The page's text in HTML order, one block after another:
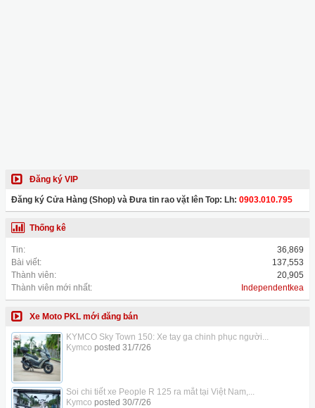
Đăng ký VIP
Đăng ký Cửa Hàng (Shop) và Đưa tin rao vặt lên Top: Lh: 0903.010.795
Thống kê
Tin:
36,869
Bài viết:
137,553
Thành viên:
20,905
Thành viên mới nhất:
Independentkea
Xe Moto PKL mới đăng bán
KYMCO Sky Town 150: Xe tay ga chinh phục người...
Kymco posted 31/7/26
Soi chi tiết xe People R 125 ra mắt tại Việt Nam,...
Kymco posted 30/7/26